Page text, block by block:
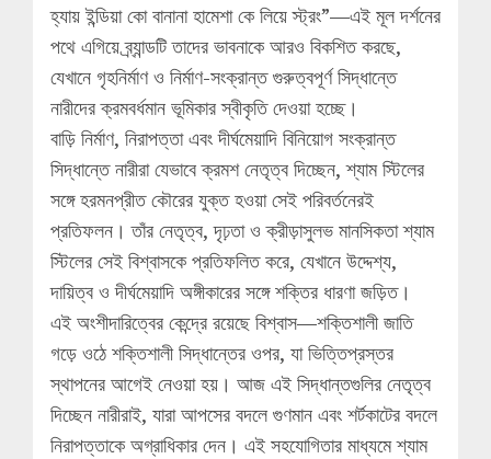
হ্যায় ইন্ডিয়া কো বানানা হামেশা কে লিয়ে স্ট্রং”—এই মূল দর্শনের
পথে এগিয়ে ব্র্যান্ডটি তাদের ভাবনাকে আরও বিকশিত করছে,
যেখানে গৃহনির্মাণ ও নির্মাণ-সংক্রান্ত গুরুত্বপূর্ণ সিদ্ধান্তে
নারীদের ক্রমবর্ধমান ভূমিকার স্বীকৃতি দেওয়া হচ্ছে।
বাড়ি নির্মাণ, নিরাপত্তা এবং দীর্ঘমেয়াদি বিনিয়োগ সংক্রান্ত
সিদ্ধান্তে নারীরা যেভাবে ক্রমশ নেতৃত্ব দিচ্ছেন, শ্যাম স্টিলের
সঙ্গে হরমনপ্রীত কৌরের যুক্ত হওয়া সেই পরিবর্তনেরই
প্রতিফলন। তাঁর নেতৃত্ব, দৃঢ়তা ও ক্রীড়াসুলভ মানসিকতা শ্যাম
স্টিলের সেই বিশ্বাসকে প্রতিফলিত করে, যেখানে উদ্দেশ্য,
দায়িত্ব ও দীর্ঘমেয়াদি অঙ্গীকারের সঙ্গে শক্তির ধারণা জড়িত।
এই অংশীদারিত্বের কেন্দ্রে রয়েছে বিশ্বাস—শক্তিশালী জাতি
গড়ে ওঠে শক্তিশালী সিদ্ধান্তের ওপর, যা ভিত্তিপ্রস্তর
স্থাপনের আগেই নেওয়া হয়। আজ এই সিদ্ধান্তগুলির নেতৃত্ব
দিচ্ছেন নারীরাই, যারা আপসের বদলে গুণমান এবং শর্টকাটের বদলে
নিরাপত্তাকে অগ্রাধিকার দেন। এই সহযোগিতার মাধ্যমে শ্যাম